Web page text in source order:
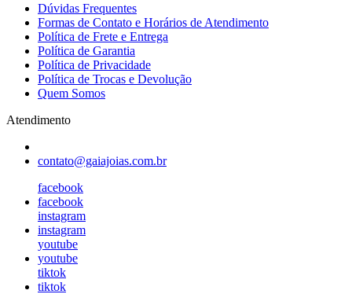
Dúvidas Frequentes
Formas de Contato e Horários de Atendimento
Política de Frete e Entrega
Política de Garantia
Política de Privacidade
Política de Trocas e Devolução
Quem Somos
Atendimento
contato@gaiajoias.com.br
facebook
facebook
instagram
instagram
youtube
youtube
tiktok
tiktok